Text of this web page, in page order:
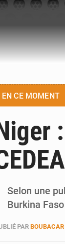
EN CE MOMENT
Selon une
Burkina
PAR